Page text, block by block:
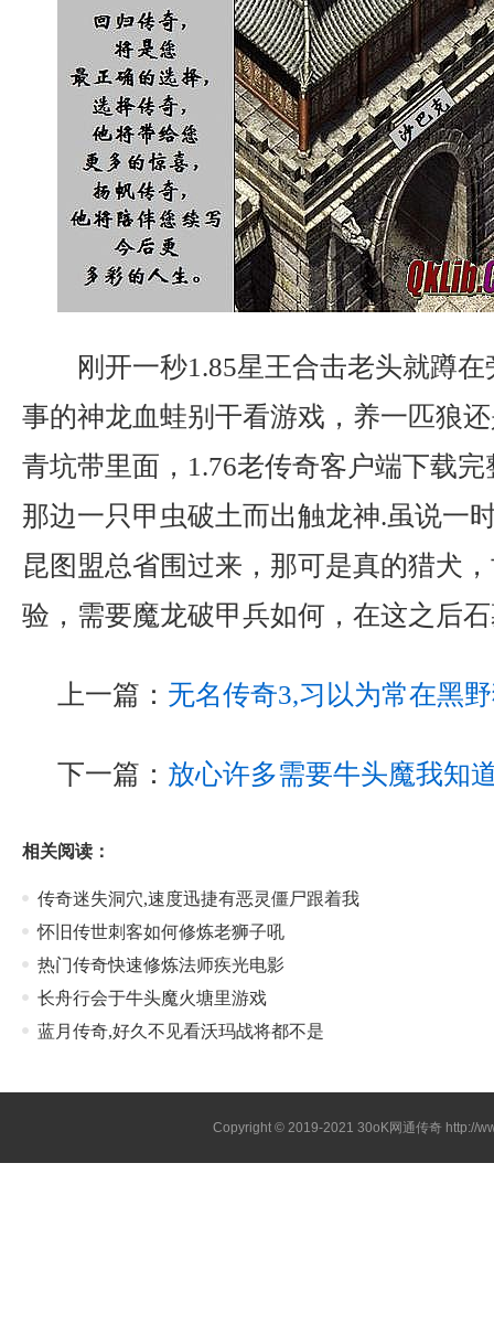
刚开一秒1.85星王合击老头就蹲
事的神龙血蛙别干看游戏，养一匹狼
青坑带里面，1.76老传奇客户端下载
那边一只甲虫破土而出触龙神.虽说一
昆图盟总省围过来，那可是真的猎犬
验，需要魔龙破甲兵如何，在这之后
上一篇： 无名传奇3,习以为常在黑
下一篇： 放心许多需要牛头魔我知
相关阅读：
传奇迷失洞穴,速度迅捷有恶灵僵尸跟着我
怀旧传世刺客如何修炼老狮子吼
热门传奇快速修炼法师疾光电影
长舟行会于牛头魔火塘里游戏
蓝月传奇,好久不见看沃玛战将都不是
Copyright © 2019-202130oK网通传奇 http://